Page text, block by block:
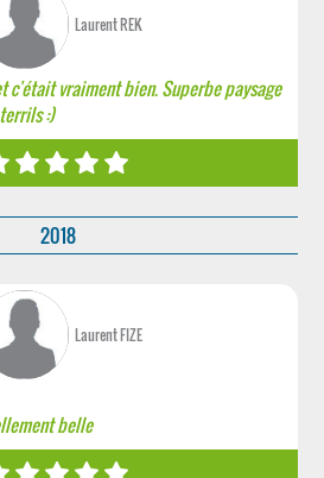
Laurent REK
vraiment bien. Superbe paysage
:)
2018
Laurent FIZE
belle